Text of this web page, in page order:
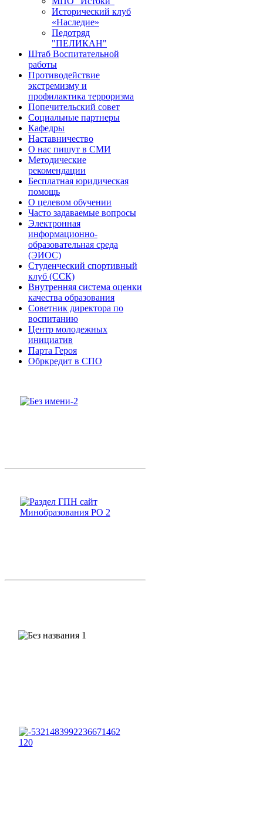
Исторический клуб
«Наследие»
Педотряд
"ПЕЛИКАН"
Штаб Воспитательной
работы
Противодействие
экстремизму и
профилактика терроризма
Попечительский совет
Социальные партнеры
Кафедры
Наставничество
О нас пишут в СМИ
Методические
рекомендации
Бесплатная юридическая
помощь
О целевом обучении
Часто задаваемые вопросы
Электронная
информационно-
образовательная среда
(ЭИОС)
Студенческий спортивный
клуб (ССК)
Внутренняя система оценки
качества образования
Советник директора по
воспитанию
Центр молодежных
инициатив
Парта Героя
Обркредит в СПО